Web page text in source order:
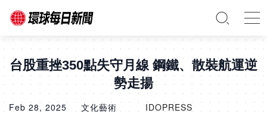
台股重挫350點失守月線 鋼鐵、散裝航運逆
勢走揚
Feb 28, 2025 文化藝術 IDOPRESS